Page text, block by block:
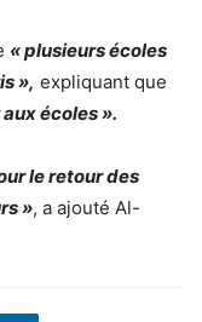
« plusieurs écoles
», expliquant que
écoles ».
le retour des
», a ajouté Al-